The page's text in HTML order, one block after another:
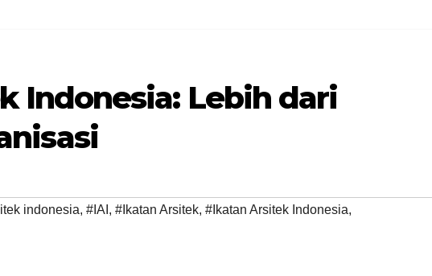
Indonesia: Lebih dari
indonesia, #IAI , #Ikatan Arsitek, #Ikatan Arsitek Indonesia,